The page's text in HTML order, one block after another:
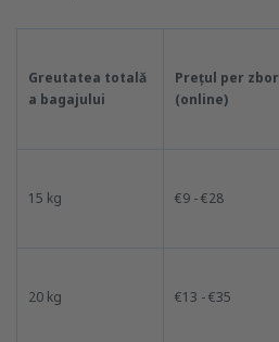
Greutatea totală
a bagajului
Prețul per zbor
(online)
15 kg €9 - €28
20 kg €13 - €35